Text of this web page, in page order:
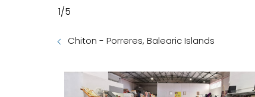
1/5
Chiton - Porreres, Balearic Islands